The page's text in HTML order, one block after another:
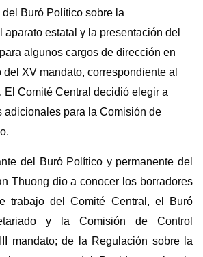
Buró Político sobre la
aparato estatal y la presentación del
algunos cargos de dirección en
XV mandato, correspondiente al
El Comité Central decidió elegir a
adicionales para la Comisión de
del Buró Político y permanente del
Thuong dio a conocer los borradores
trabajo del Comité Central, el Buró
y la Comisión de Control
mandato; de la Regulación sobre la